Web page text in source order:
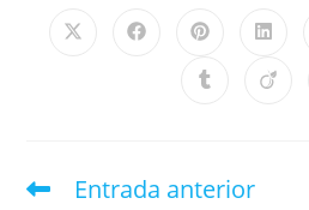
Entrada anterior